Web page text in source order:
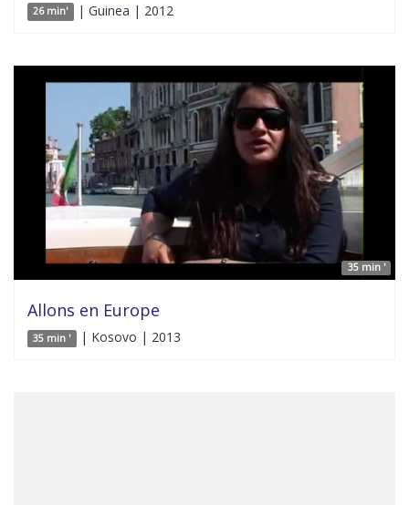
26 min' | Guinea | 2012
35 min '
Allons en Europe
35 min ' | Kosovo | 2013